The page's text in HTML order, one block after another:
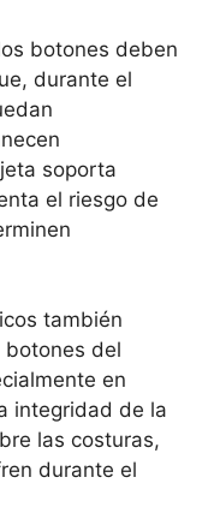
botones deben
durante el
soporta
el riesgo de
también
botones del
en
integridad de la
las costuras,
durante el